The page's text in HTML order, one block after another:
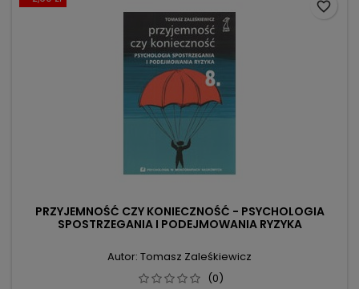
PRZYJEMNOŚĆ CZY KONIECZNOŚĆ - PSYCHOLOGIA
SPOSTRZEGANIA I PODEJMOWANIA RYZYKA
Autor: Tomasz Zaleśkiewicz
(0)
favorite_border